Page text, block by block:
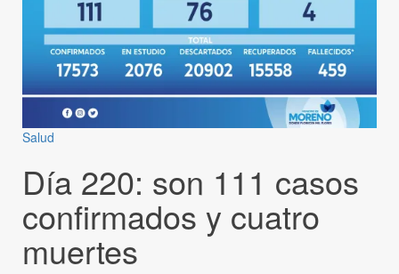
Salud
Día 220: son 111 casos
confirmados y cuatro
muertes